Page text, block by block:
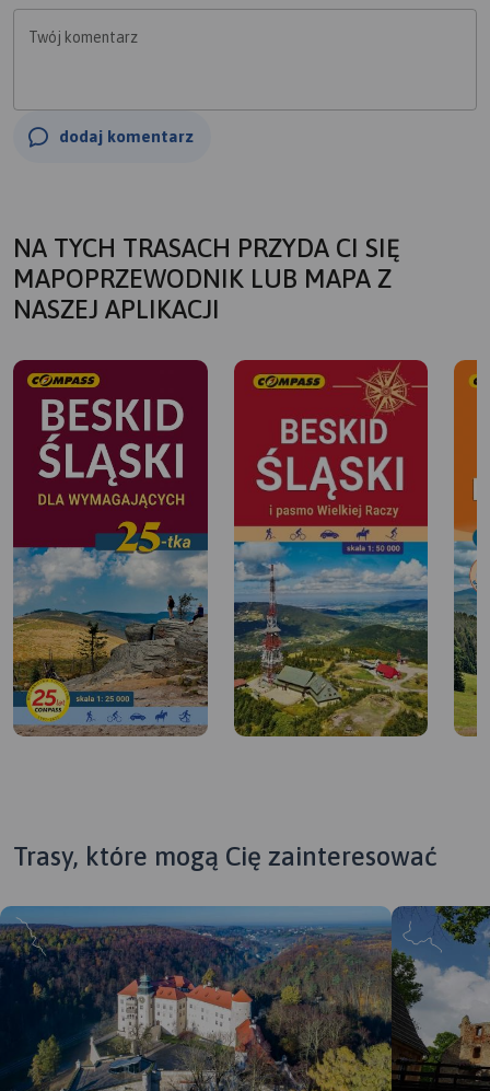
Twój komentarz
dodaj komentarz
NA TYCH TRASACH PRZYDA CI SIĘ
MAPOPRZEWODNIK LUB MAPA Z
NASZEJ APLIKACJI
MAPA TURYSTYCZNA W APLIKACJI
Trasy, które mogą Cię zainteresować